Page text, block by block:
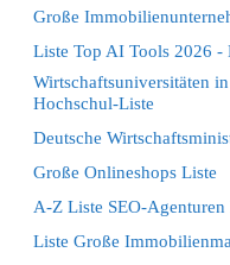
Große
Liste Top AI Tools 2026 -
Wirtschaftsuniversitäten
Hochschul-Liste
Deutsche
Große Onlineshops Liste
A-Z Liste SEO-
Liste Große